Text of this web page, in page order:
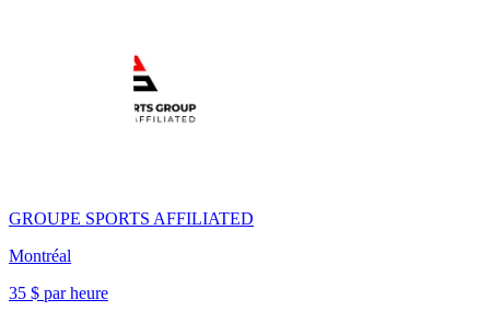
GROUPE SPORTS AFFILIATED
Montréal
35 $ par heure